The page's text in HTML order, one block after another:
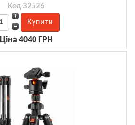
Код 32526
Ціна 4040 ГРН